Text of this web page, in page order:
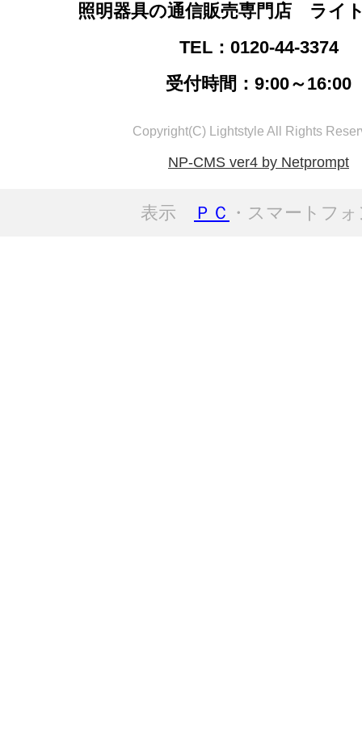
照明器具の通信販売専門店 ライ
TEL：0120-44-3374
受付時間：9:00～16:00
Copyright(C) Lightstyle All Rights
NP-CMS ver4 by Netprompt
表示 ＰＣ ・スマートフ